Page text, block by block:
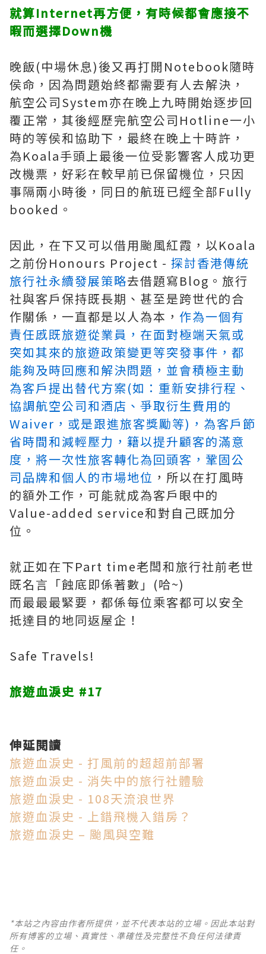
就算Internet再方便，有時候都會應接不
暇而選擇Down機
晚飯(中場休息)後又再打開Notebook隨時
侯命，因為問題始終都需要有人去解決，
航空公司System亦在晚上九時開始逐步回
覆正常，其後經歷完航空公司Hotline一小
時的等侯和協助下，最終在晚上十時許，
為Koala手頭上最後一位受影響客人成功更
改機票，好彩在較早前已保留機位，只因
事隔兩小時後，同日的航班已經全部Fully
booked。
因此，在下又可以借用颱風紅霞，以Koala
之前份Honours Project - 探討香港傳統
旅行社永續發展策略去借題寫Blog。旅行
社與客戶保持既長期、甚至是跨世代的合
作關係，一直都是以人為本， 作為一個有
責任慼既旅遊從業員，在面對極端天氣或
突如其來的旅遊政策變更等突發事件，都
能夠及時回應和解決問題，並會積極主動
為客戶提出替代方案(如：重新安排行程、
協調航空公司和酒店、爭取衍生費用的
Waiver，或是跟進旅客獎勵等)，為客戶節
省時間和減輕壓力，籍以提升顧客的滿意
度，將一次性旅客轉化為回頭客，鞏固公
司品牌和個人的市場地位 ，所以在打風時
的額外工作，可能就成為客戶眼中的
Value-added service和對自己既加分
位。
就正如在下Part time老闆和旅行社前老世
既名言「蝕底即係著數」(哈~)
而最最最緊要，都係每位乘客都可以安全
抵達目的地同返屋企！
Safe Travels!
旅遊血淚史 #17
伸延閱讀
旅遊血淚史 - 打風前的超超前部署
旅遊血淚史 - 消失中的旅行社體驗
旅遊血淚史 - 108天流浪世界
旅遊血淚史 - 上錯飛機入錯房？
旅遊血淚史 – 颱風與空難
*本站之內容由作者所提供，並不代表本站的立場。因此本站對
所有博客的立場、真實性、準確性及完整性不負任何法律責
任。